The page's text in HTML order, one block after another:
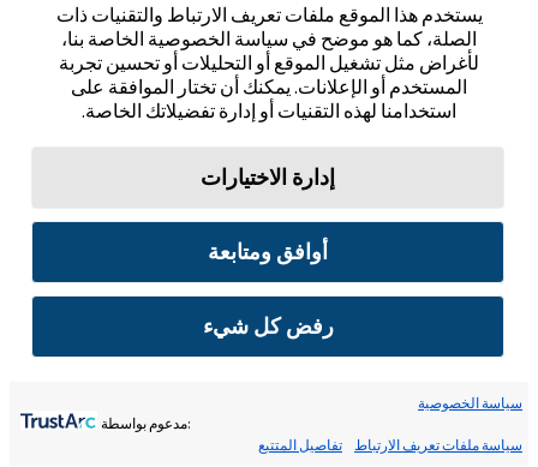
يستخدم هذا الموقع ملفات تعريف الارتباط والتقنيات ذات
الصلة، كما هو موضح في سياسة الخصوصية الخاصة بنا،
لأغراض مثل تشغيل الموقع أو التحليلات أو تحسين تجربة
المستخدم أو الإعلانات. يمكنك أن تختار الموافقة على
استخدامنا لهذه التقنيات أو إدارة تفضيلاتك الخاصة.
إدارة الاختيارات
أوافق ومتابعة
رفض كل شيء
سياسة الخصوصية
سياسة ملفات تعريف الارتباط تفاصيل المتتبع
:مدعوم بواسطة